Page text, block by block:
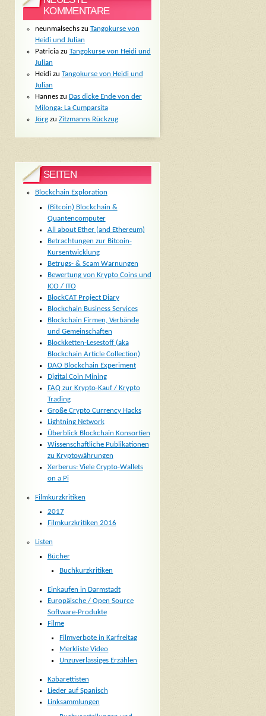
KOMMENTARE
neunmalsechszu Tangokurse von
Heidi und Julian
Patriciazu Tangokurse von Heidi und
Julian
Heidizu Tangokurse von Heidi und
Julian
Hanneszu Das dicke Ende von der
Milonga: La Cumparsita
Jörgzu Zitzmanns Rückzug
SEITEN
Blockchain Exploration
(Bitcoin) Blockchain &
Quantencomputer
All about Ether (and Ethereum)
Betrachtungen zur Bitcoin-
Kursentwicklung
Betrugs- & Scam Warnungen
Bewertung von Krypto Coins und
ICO / ITO
BlockCAT Project Diary
Blockchain Business Services
Blockchain Firmen, Verbände
und Gemeinschaften
Blockketten-Lesestoff (aka
Blockchain Article Collection)
DAO Blockchain Experiment
Digital Coin Mining
FAQ zur Krypto-Kauf / Krypto
Trading
Große Crypto Currency Hacks
Lightning Network
Überblick Blockchain Konsortien
Wissenschaftliche Publikationen
zu Kryptowährungen
Xerberus: Viele Crypto-Wallets
on a Pi
Filmkurzkritiken
2017
Filmkurzkritiken 2016
Listen
Bücher
Buchkurzkritiken
Einkaufen in Darmstadt
Europäische / Open Source
Software-Produkte
Filme
Filmverbote in Karfreitag
Merkliste Video
Unzuverlässiges Erzählen
Kabarettisten
Lieder auf Spanisch
Linksammlungen